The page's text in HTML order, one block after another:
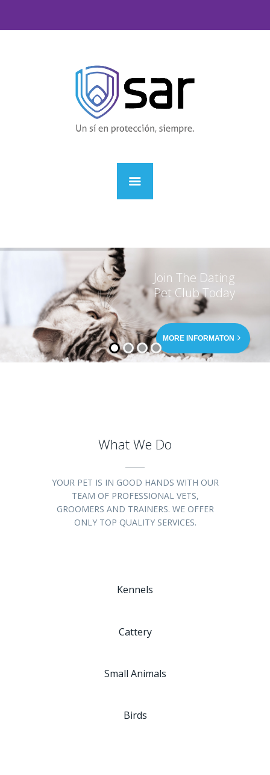
MORE INFORMATON
What We Do
YOUR PET IS IN GOOD HANDS WITH OUR
TEAM OF PROFESSIONAL VETS,
GROOMERS AND TRAINERS. WE OFFER
ONLY TOP QUALITY SERVICES.
Kennels
Cattery
Small Animals
Birds